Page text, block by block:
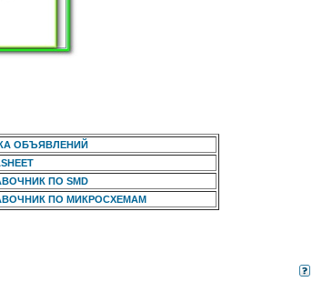
ОБЪЯВЛЕНИЙ
ПО SMD
ПО МИКРОСХЕМАМ